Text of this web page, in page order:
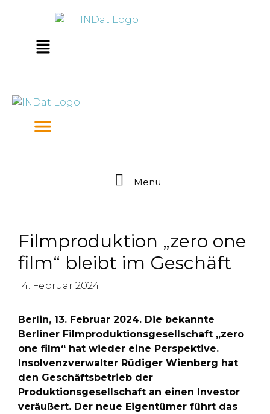
Main
Menü
Filmproduktion „zero one
film“ bleibt im Geschäft
14. Februar 2024
Berlin, 13. Februar 2024. Die bekannte
Berliner Filmproduktionsgesellschaft „zero
one film“ hat wieder eine Perspektive.
Insolvenzverwalter Rüdiger Wienberg hat
den Geschäftsbetrieb der
Produktionsgesellschaft an einen Investor
veräußert. Der neue Eigentümer führt das